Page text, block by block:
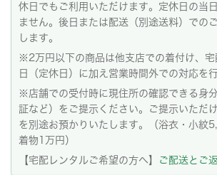
休日でもご利用いただけます。定休日の当
ません。後日または配送（別途送料）での
します。
※2万円以下の商品は他支店での着付け、宅
日（定休日）に加え営業時間外での対応を
※店舗での受付時に現住所の確認できる身
証など）をご提示ください。ご提示いただ
を別途お預かりいたします。（浴衣・小紋
着物1万円）
【宅配レンタルご希望の方へ】
ご配送とご